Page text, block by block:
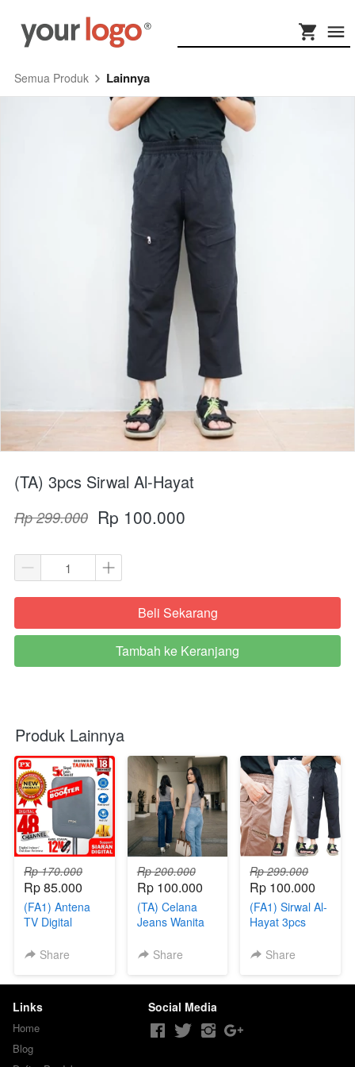
Semua Produk Lainnya
(TA) 3pcs Sirwal Al-Hayat
Rp 299.000 Rp 100.000
`Beli Sekarang
`
Tambah ke Keranjang
Produk Lainnya
Rp 170.000
Rp 85.000
(FA1) Antena
TV Digital
Share
Rp 200.000
Rp 100.000
(TA) Celana
Jeans Wanita
Share
Rp 299.000
Rp 100.000
(FA1) Sirwal Al-
Hayat 3pcs
Share
Links
Home
Blog
Social Media